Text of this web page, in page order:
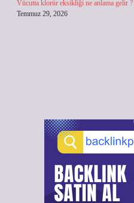
Vücutta klorür eksikliği ne anlama gelir ?
Temmuz 29, 2026